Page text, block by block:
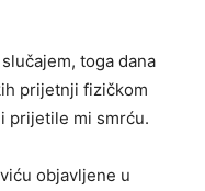
toga dana
prijetnji fizičkom
prijetile mi smrću.
objavljene u